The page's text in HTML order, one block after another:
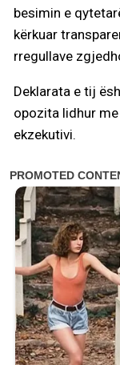
besimin e
kërkuar
rregullave
Deklarata e tij
opozita lidhur
ekzekutivi.